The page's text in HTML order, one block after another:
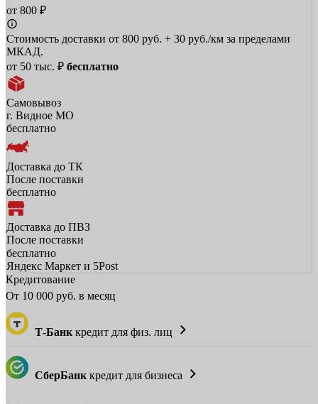
от 800 ₽
Стоимость доставки от 800 руб. + 30 руб./км за пределами
МКАД.
от 50 тыс. ₽ бесплатно
Самовывоз
г. Видное МО
бесплатно
Доставка до ТК
После поставки
бесплатно
Доставка до ПВЗ
После поставки
бесплатно
Яндекс Маркет и 5Post
Кредитование
От 10 000 руб. в месяц
Т-Банк кредит для физ. лиц
СберБанк кредит для бизнеса